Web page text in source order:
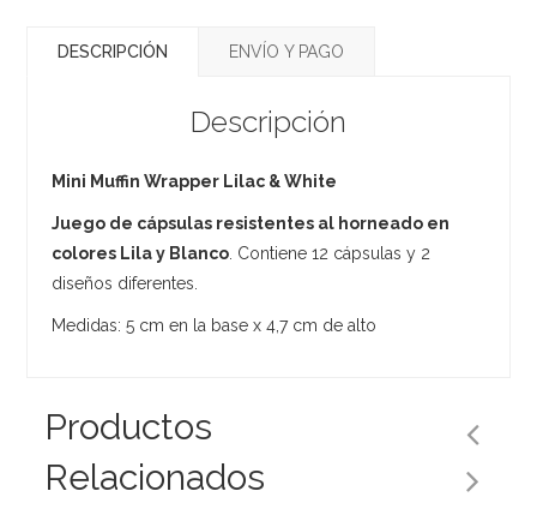
DESCRIPCIÓN ENVÍO Y PAGO
Descripción
Mini Muffin Wrapper Lilac & White
Juego de cápsulas resistentes al horneado en
colores Lila y Blanco . Contiene 12 cápsulas y 2
diseños diferentes.
Medidas: 5 cm en la base x 4,7 cm de alto
Productos
Relacionados